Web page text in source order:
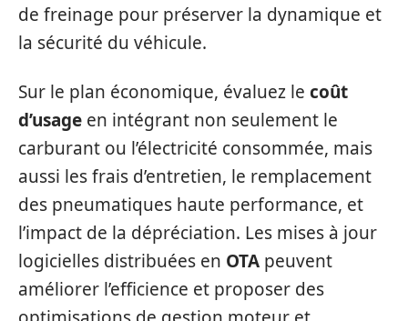
de freinage pour préserver la dynamique et
la sécurité du véhicule.
Sur le plan économique, évaluez le coût
d’usage en intégrant non seulement le
carburant ou l’électricité consommée, mais
aussi les frais d’entretien, le remplacement
des pneumatiques haute performance, et
l’impact de la dépréciation. Les mises à jour
logicielles distribuées en OTA peuvent
améliorer l’efficience et proposer des